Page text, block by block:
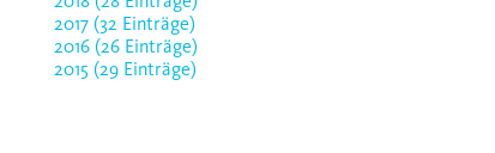
2017 (32 Einträge)
2016 (26 Einträge)
2015 (29 Einträge)